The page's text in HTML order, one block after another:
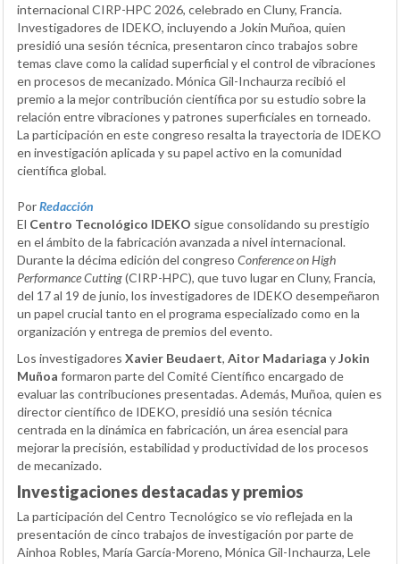
internacional CIRP-HPC 2026, celebrado en Cluny, Francia.
Investigadores de IDEKO, incluyendo a Jokin Muñoa, quien
presidió una sesión técnica, presentaron cinco trabajos sobre
temas clave como la calidad superficial y el control de vibraciones
en procesos de mecanizado. Mónica Gil-Inchaurza recibió el
premio a la mejor contribución científica por su estudio sobre la
relación entre vibraciones y patrones superficiales en torneado.
La participación en este congreso resalta la trayectoria de IDEKO
en investigación aplicada y su papel activo en la comunidad
científica global.
PorRedacción
El Centro Tecnológico IDEKO sigue consolidando su prestigio
en el ámbito de la fabricación avanzada a nivel internacional.
Durante la décima edición del congreso Conference on High
Performance Cutting(CIRP-HPC), que tuvo lugar en Cluny, Francia,
del 17 al 19 de junio, los investigadores de IDEKO desempeñaron
un papel crucial tanto en el programa especializado como en la
organización y entrega de premios del evento.
Los investigadores Xavier Beudaert, Aitor Madariaga yJokin
Muñoa formaron parte del Comité Científico encargado de
evaluar las contribuciones presentadas. Además, Muñoa, quien es
director científico de IDEKO, presidió una sesión técnica
centrada en la dinámica en fabricación, un área esencial para
mejorar la precisión, estabilidad y productividad de los procesos
de mecanizado.
Investigaciones destacadas y premios
La participación del Centro Tecnológico se vio reflejada en la
presentación de cinco trabajos de investigación por parte de
Ainhoa Robles, María García-Moreno, Mónica Gil-Inchaurza, Lele